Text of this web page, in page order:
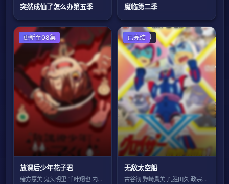
​突然成仙了怎么办第五季​ 魔临第二季
日本动漫
更新至08集
放课后少年花子君
绪方惠美,鬼头明里,千叶翔也,内田雄马,
日本动漫
已完结
无敌太空船
古谷彻,野崎貴美子,胜田久,政宗一成,高